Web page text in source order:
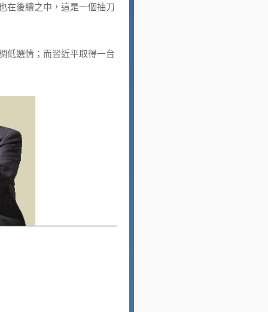
在後續之中，這是一個抽刀
選情；而習近平取得一台